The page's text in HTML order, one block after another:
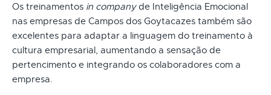
Os treinamentos in companyde Inteligência Emocional
nas empresas de Campos dos Goytacazes também são
excelentes para adaptar a linguagem do treinamento à
cultura empresarial, aumentando a sensação de
pertencimento e integrando os colaboradores com a
empresa.